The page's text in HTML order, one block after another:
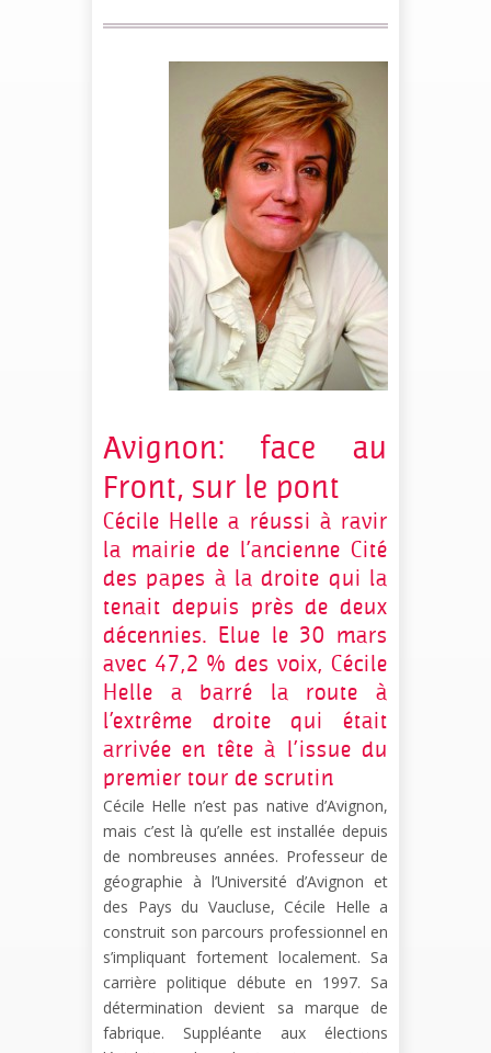
Avignon: face au
Front, sur le pont
Cécile Helle a réussi à ravir
la mairie de l’ancienne Cité
des papes à la droite qui la
tenait depuis près de deux
décennies. Elue le 30 mars
avec 47,2 % des voix, Cécile
Helle a barré la route à
l’extrême droite qui était
arrivée en tête à l’issue du
premier tour de scrutin
Cécile Helle n’est pas native d’Avignon,
mais c’est là qu’elle est installée depuis
de nombreuses années. Professeur de
géographie à l’Université d’Avignon et
des Pays du Vaucluse, Cécile Helle a
construit son parcours professionnel en
s’impliquant fortement localement. Sa
carrière politique débute en 1997. Sa
détermination devient sa marque de
fabrique. Suppléante aux élections